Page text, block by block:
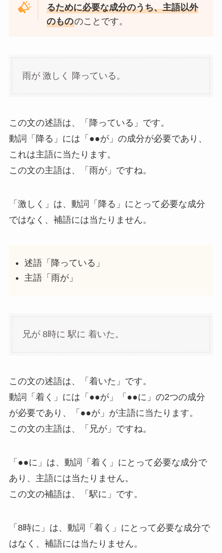
るために必要な成分のうち、主語以外
のもののことです。
雨が 激しく 降っている。
この文の述語は、「降っている」です。
動詞「降る」には「●●が」の成分が必要であり、
これは主語に当たります。
この文の主語は、「雨が」ですね。
「激しく」は、動詞「降る」にとって必要な成分
ではなく、補語には当たりません。
述語「降っている」
主語「雨が」
兄が 8時に 駅に 着いた。
この文の述語は、「着いた」です。
動詞「着く」には「●●が」「●●に」の2つの成分
が必要であり、「●●が」が主語に当たります。
この文の主語は、「兄が」ですね。
「●●に」は、動詞「着く」にとって必要な成分で
あり、主語には当たりません。
この文の補語は、「駅に」です。
「8時に」は、動詞「着く」にとって必要な成分で
はなく、補語には当たりません。